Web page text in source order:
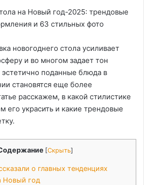
новогоднего стола усиливает
и во многом задает тон
поданные блюда в
становятся еще более
расскажем, в какой стилистике
его украсить и какие трендовые
[Скрыть]
о главных тенденциях
Новый год